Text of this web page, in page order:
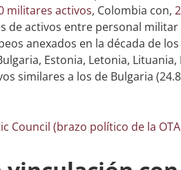
militares activos, Colombia con,
de activos entre personal
anexados en la década de
Estonia, Letonia,
similares a los de Bulgaria
Council (brazo político de la